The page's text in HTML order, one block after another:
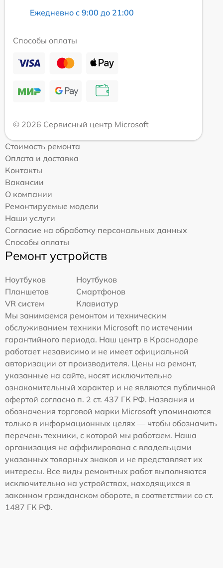
Ежедневно с 9:00 до 21:00
Способы оплаты
© 2026 Сервисный центр Microsoft
Стоимость ремонта
Оплата и доставка
Контакты
Вакансии
О компании
Ремонтируемые модели
Наши услуги
Согласие на обработку персональных данных
Способы оплаты
Ремонт устройств
Ноутбуков
Ноутбуков
Планшетов
Смартфонов
VR систем
Клавиатур
Мы занимаемся ремонтом и техническим
обслуживанием техники Microsoft по истечении
гарантийного периода. Наш центр в Краснодаре
работает независимо и не имеет официальной
авторизации от производителя. Цены на ремонт,
указанные на сайте, носят исключительно
ознакомительный характер и не являются публичной
офертой согласно п. 2 ст. 437 ГК РФ. Названия и
обозначения торговой марки Microsoft упоминаются
только в информационных целях — чтобы обозначить
перечень техники, с которой мы работаем. Наша
организация не аффилирована с владельцами
указанных товарных знаков и не представляет их
интересы. Все виды ремонтных работ выполняются
исключительно на устройствах, находящихся в
законном гражданском обороте, в соответствии со ст.
1487 ГК РФ.